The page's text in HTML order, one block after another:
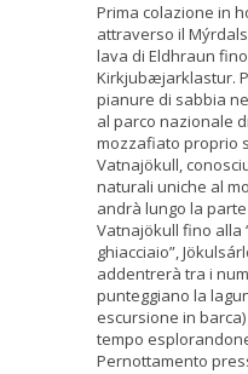
Prima colazione in
attraverso il
lava di Eldhraun
Kirkjubæjarklastur.
pianure di sabbia
al parco nazionale
mozzafiato proprio
Vatnajökull,
naturali uniche al
andrà lungo la
Vatnajökull fino alla
ghiacciaio”,
addentrerà tra i
punteggiano la
escursione in
tempo
Pernottamento